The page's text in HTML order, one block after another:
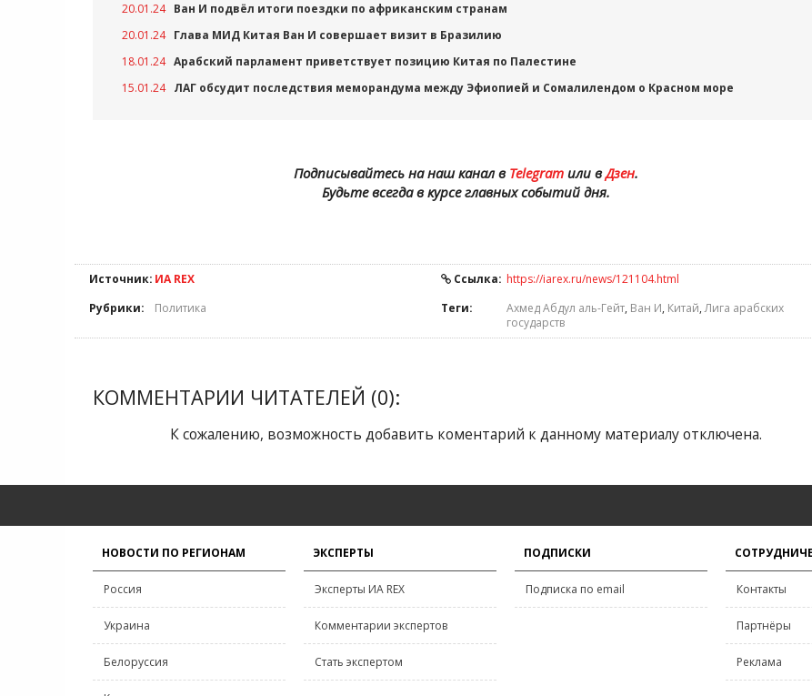
20.01.24 Ван И подвёл итоги поездки по африканским странам
20.01.24 Глава МИД Китая Ван И совершает визит в Бразилию
18.01.24 Арабский парламент приветствует позицию Китая по Палестине
15.01.24 ЛАГ обсудит последствия меморандума между Эфиопией и Сомалилендом о Красном море
Подписывайтесь на наш канал в Telegramили вДзен.
Будьте всегда в курсе главных событий дня.
Источник: ИА REX Ссылка: https://iarex.ru/news/121104.html
Рубрики:
Политика Теги: Ахмед Абдул аль-Гейт, Ван И, Китай,Лига арабских
государств
КОММЕНТАРИИ ЧИТАТЕЛЕЙ (0):
К сожалению, возможность добавить коментарий к данному материалу отключена.
НОВОСТИ ПО РЕГИОНАМ
Россия
Украина
Белоруссия
ЭКСПЕРТЫ
Эксперты ИА REX
Комментарии экспертов
Стать экспертом
ПОДПИСКИ
Подписка по email Контакты
Партнёры
Реклама